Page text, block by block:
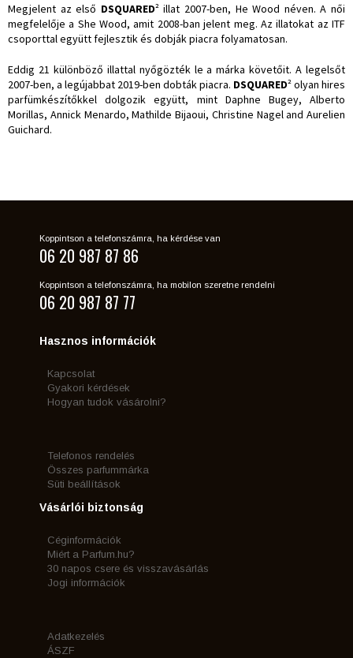
Megjelent az első DSQUARED² illat 2007-ben, He Wood néven. A női
megfelelője a She Wood, amit 2008-ban jelent meg. Az illatokat az ITF
csoporttal együtt fejlesztik és dobják piacra folyamatosan.
Eddig 21 különböző illattal nyőgözték le a márka követőit. A legelsőt
2007-ben, a legújabbat 2019-ben dobták piacra. DSQUARED² olyan hires
parfümkészítőkkel dolgozik együtt, mint Daphne Bugey, Alberto
Morillas, Annick Menardo, Mathilde Bijaoui, Christine Nagel and Aurelien
Guichard.
Koppintson a telefonszámra, ha kérdése van
06 20 987 87 86
Koppintson a telefonszámra, ha mobilon szeretne rendelni
06 20 987 87 77
Hasznos információk
Kapcsolat
Gyakori kérdések
Hogyan tudok vásárolni?
Telefonos rendelés
Összes parfummárka
Süti beállítások
Vásárlói biztonság
Céginformációk
Miért a Parfum.hu?
30 napos csere és visszavásárlás
Jogi információk
Adatkezelés
ÁSZF